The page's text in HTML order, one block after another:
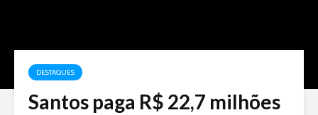
DESTAQUES
Santos paga R$ 22,7 milhões